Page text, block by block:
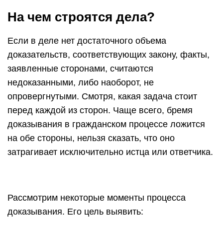
На чем строятся дела?
Если в деле нет достаточного объема
доказательств, соответствующих закону, факты,
заявленные сторонами, считаются
недоказанными, либо наоборот, не
опровергнутыми. Смотря, какая задача стоит
перед каждой из сторон. Чаще всего, бремя
доказывания в гражданском процессе ложится
на обе стороны, нельзя сказать, что оно
затрагивает исключительно истца или ответчика.
Рассмотрим некоторые моменты процесса
доказывания. Его цель выявить: